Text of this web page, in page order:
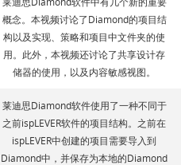
概念。本视频讨论了Diamond的项目结
构以及实现、策略和项目中文件夹的使
用。此外，本视频还讨论了共享设计存
储器的使用，以及内容敏感视图。
莱迪思Diamond软件使用了一种不同于
之前ispLEVER软件的项目结构。之前在
ispLEVER中创建的项目需要导入到
Diamond中，并保存为本地的Diamond